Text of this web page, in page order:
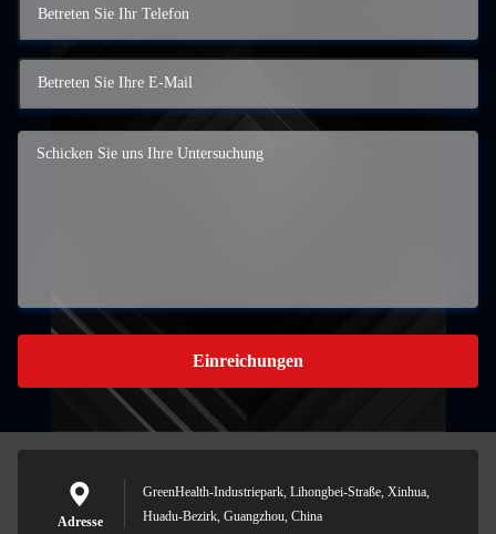
Einreichungen
Adresse
GreenHealth-Industriepark, Lihongbei-Straße, Xinhua,
Huadu-Bezirk, Guangzhou, China